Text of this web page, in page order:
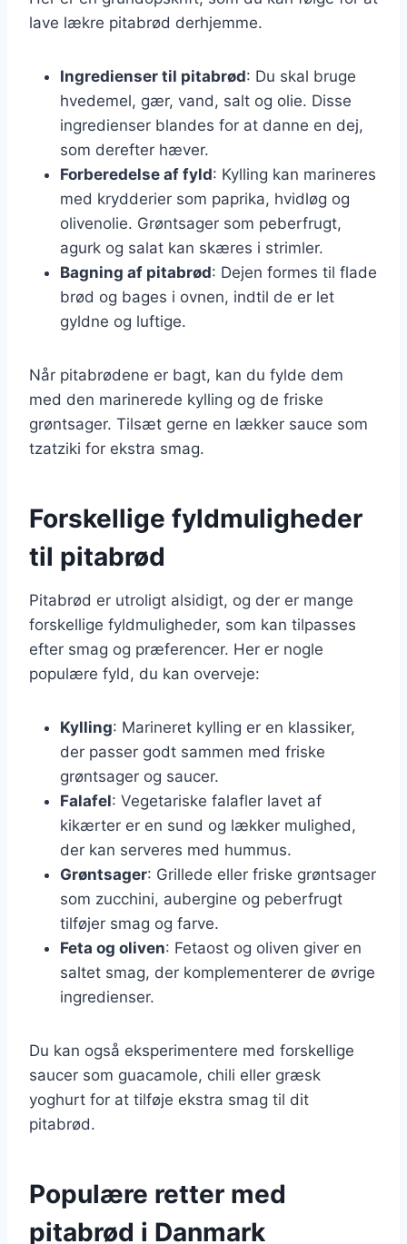
lave lækre pitabrød derhjemme.
Ingredienser til pitabrød: Du skal bruge
hvedemel, gær, vand, salt og olie. Disse
ingredienser blandes for at danne en dej,
som derefter hæver.
Forberedelse af fyld: Kylling kan marineres
med krydderier som paprika, hvidløg og
olivenolie. Grøntsager som peberfrugt,
agurk og salat kan skæres i strimler.
Bagning af pitabrød: Dejen formes til flade
brød og bages i ovnen, indtil de er let
gyldne og luftige.
Når pitabrødene er bagt, kan du fylde dem
med den marinerede kylling og de friske
grøntsager. Tilsæt gerne en lækker sauce som
tzatziki for ekstra smag.
Forskellige fyldmuligheder
til pitabrød
Pitabrød er utroligt alsidigt, og der er mange
forskellige fyldmuligheder, som kan tilpasses
efter smag og præferencer. Her er nogle
populære fyld, du kan overveje:
Kylling: Marineret kylling er en klassiker,
der passer godt sammen med friske
grøntsager og saucer.
Falafel: Vegetariske falafler lavet af
kikærter er en sund og lækker mulighed,
der kan serveres med hummus.
Grøntsager: Grillede eller friske grøntsager
som zucchini, aubergine og peberfrugt
tilføjer smag og farve.
Feta og oliven: Fetaost og oliven giver en
saltet smag, der komplementerer de øvrige
ingredienser.
Du kan også eksperimentere med forskellige
saucer som guacamole, chili eller græsk
yoghurt for at tilføje ekstra smag til dit
pitabrød.
Populære retter med
pitabrød i Danmark